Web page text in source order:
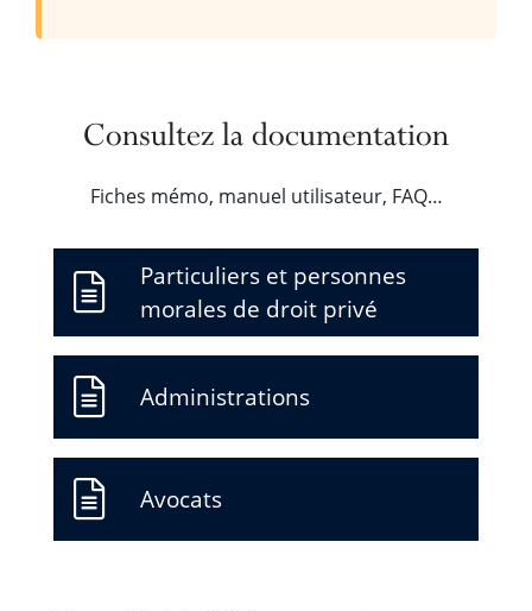
Consultez la documentation
Fiches mémo, manuel utilisateur, FAQ…
Particuliers et personnes
morales de droit privé
Administrations
Avocats